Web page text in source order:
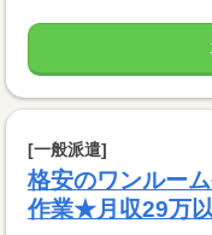
[一般派遣]
格安のワンルー
作業★月収29万